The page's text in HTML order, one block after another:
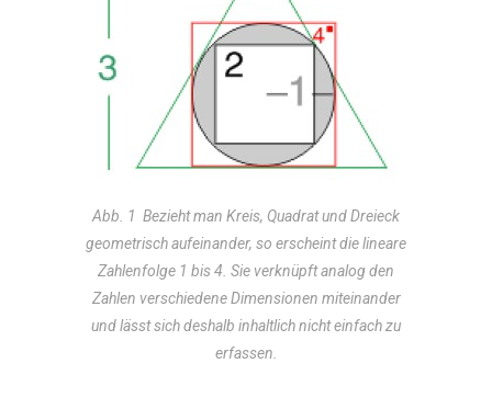
Abb. 1 Bezieht man Kreis, Quadrat und Dreieck
geometrisch aufeinander, so erscheint die lineare
Zahlenfolge 1 bis 4. Sie verknüpft analog den
Zahlen verschiedene Dimensionen miteinander
und lässt sich deshalb inhaltlich nicht einfach zu
erfassen.